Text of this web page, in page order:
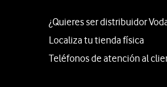
¿Quieres ser distribuidor
Localiza tu tienda física
Teléfonos de atención al